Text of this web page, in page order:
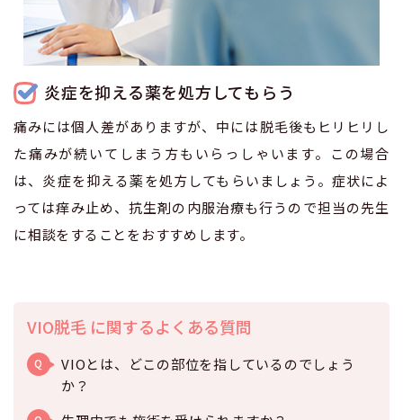
炎症を抑える薬を処方してもらう
痛みには個人差がありますが、中には脱毛後もヒリヒリし
た痛みが続いてしまう方もいらっしゃいます。この場合
は、炎症を抑える薬を処方してもらいましょう。症状によ
っては痒み止め、抗生剤の内服治療も行うので担当の先生
に相談をすることをおすすめします。
VIO脱毛 に関するよくある質問
Q
VIOとは、どこの部位を指しているのでしょう
か？